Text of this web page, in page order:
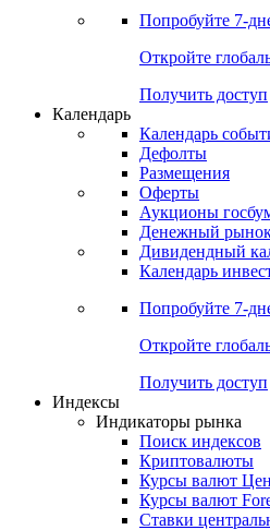
Попробуйте 7-
Откройте
Получить доступ
Календарь
Календарь
Дефолты
Размещения
Оферты
Аукционы
Денежный
Дивидендный
Календарь
Попробуйте 7-
Откройте
Получить доступ
Индексы
Индикаторы рынка
Поиск индексов
Криптовалюты
Курсы валют
Курсы валют
Ставки